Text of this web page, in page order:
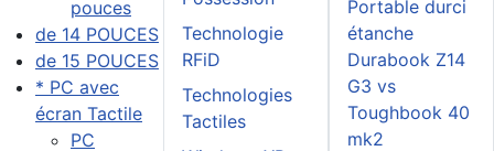
pouces
de 14 POUCES
de 15 POUCES
* PC avec
écran Tactile
PC
Technologie
RFiD
Technologies
Tactiles
Portable durci
étanche
Durabook Z14
G3 vs
Toughbook 40
mk2